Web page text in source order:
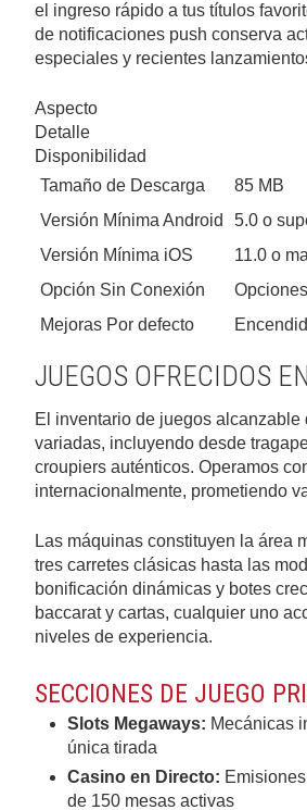
el ingreso rápido a tus títulos
de notificaciones push conserva
especiales y recientes
Aspecto
Detalle
Disponibilidad
Tamaño de Descarga
85 MB
Versión Mínima Android
5.0 o
Versión Mínima iOS
11.0 o
Opción Sin Conexión
Mejoras Por defecto
JUEGOS OFRECIDOS
El inventario de juegos
variadas, incluyendo desde
croupiers auténticos. Operamos
internacionalmente, prometiendo
Las máquinas constituyen la área
tres carretes clásicas hasta las
bonificación dinámicas y botes
baccarat y cartas, cualquier uno
niveles de experiencia.
SECCIONES DE JUEGO
Slots Megaways: Mecánicas
única tirada
Casino en Directo:
de 150 mesas activas